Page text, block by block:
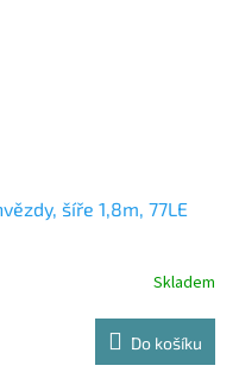
šíře 1,8m, 77LE
Skladem
Do košíku